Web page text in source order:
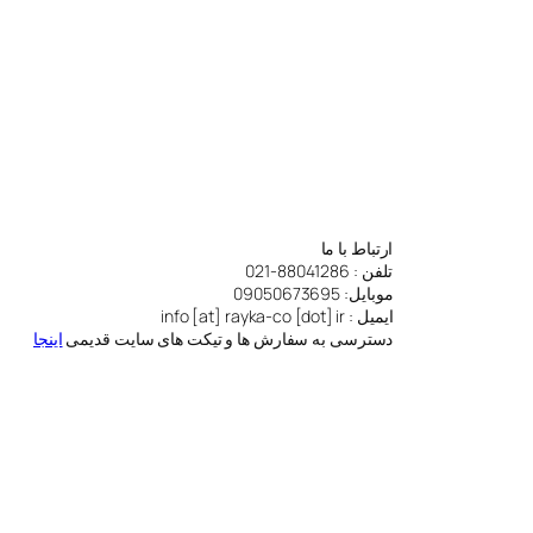
https://
https://www.linkedin.com/
https://www.instagram.com/
ارتباط با ما
تلفن : 88041286-021
موبایل: 09050673695
ایمیل : info [at] rayka-co [dot] ir
دسترسی به سفارش ها و تیکت های سایت قدیمی اینجا